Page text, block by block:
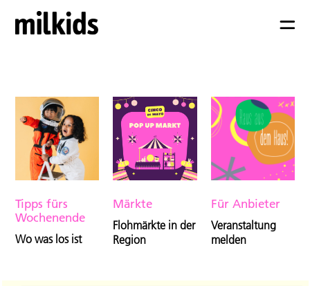
Tipps fürs
Wochenende
Wo was los ist
Märkte
Flohmärkte in der
Region
Für Anbieter
Veranstaltung
melden